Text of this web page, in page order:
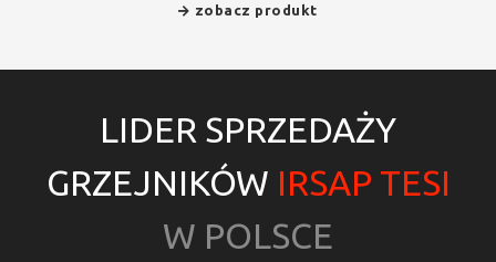
zobacz produkt
LIDER SPRZEDAŻY
GRZEJNIKÓW IRSAP TESI
W POLSCE